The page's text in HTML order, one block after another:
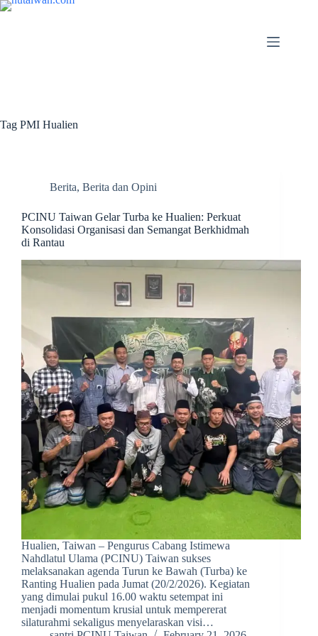
Tag PMI Hualien
Berita, Berita dan Opini
PCINU Taiwan Gelar Turba ke Hualien: Perkuat
Konsolidasi Organisasi dan Semangat Berkhidmah
di Rantau
Hualien, Taiwan – Pengurus Cabang Istimewa
Nahdlatul Ulama (PCINU) Taiwan sukses
melaksanakan agenda Turun ke Bawah (Turba) ke
Ranting Hualien pada Jumat (20/2/2026). Kegiatan
yang dimulai pukul 16.00 waktu setempat ini
menjadi momentum krusial untuk mempererat
silaturahmi sekaligus menyelaraskan visi…